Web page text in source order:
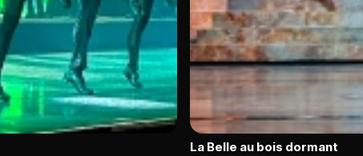
La Belle au bois dormant